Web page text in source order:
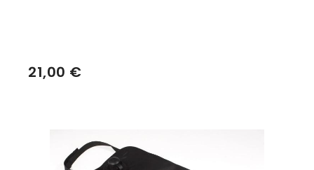
21,00 €